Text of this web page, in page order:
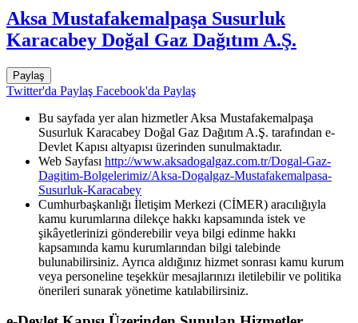
Aksa Mustafakemalpaşa Susurluk
Karacabey Doğal Gaz Dağıtım A.Ş.
Paylaş
Twitter'da Paylaş Facebook'da Paylaş
Bu sayfada yer alan hizmetler Aksa Mustafakemalpaşa
Susurluk Karacabey Doğal Gaz Dağıtım A.Ş. tarafından e-
Devlet Kapısı altyapısı üzerinden sunulmaktadır.
Web Sayfası http://www.aksadogalgaz.com.tr/Dogal-Gaz-
Dagitim-Bolgelerimiz/Aksa-Dogalgaz-Mustafakemalpasa-
Susurluk-Karacabey
Cumhurbaşkanlığı İletişim Merkezi (CİMER) aracılığıyla
kamu kurumlarına dilekçe hakkı kapsamında istek ve
şikâyetlerinizi gönderebilir veya bilgi edinme hakkı
kapsamında kamu kurumlarından bilgi talebinde
bulunabilirsiniz. Ayrıca aldığınız hizmet sonrası kamu kurum
veya personeline teşekkür mesajlarınızı iletilebilir ve politika
önerileri sunarak yönetime katılabilirsiniz.